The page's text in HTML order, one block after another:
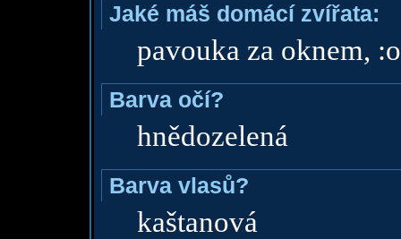
Jaké máš domácí zvířata:
pavouka za oknem,
Barva očí?
hnědozelená
Barva vlasů?
kaštanová